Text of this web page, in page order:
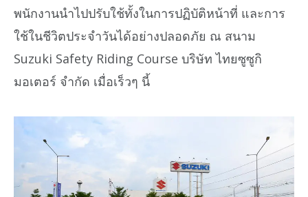
พนักงานนำไปปรับใช้ทั้งในการปฏิบัติหน้าที่ และการ
ใช้ในชีวิตประจำวันได้อย่างปลอดภัย ณ สนาม
Suzuki Safety Riding Course บริษัท ไทยซูซูกิ
มอเตอร์ จำกัด เมื่อเร็วๆ นี้